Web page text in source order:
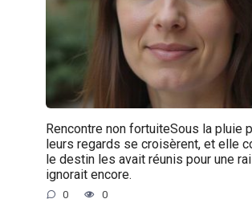
Rencontre non fortuiteSous la pluie
leurs regards se croisèrent, et elle
le destin les avait réunis pour une
ignorait encore.
0 0